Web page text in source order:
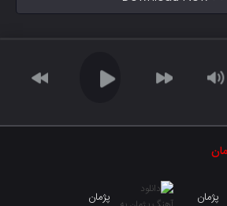
پژمان پژمان